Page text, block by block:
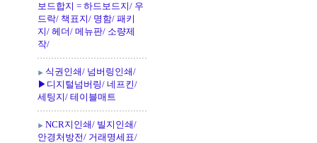
보드합지 = 하드보드지/ 우
드락/ 책표지/ 명함/ 패키
지/ 헤더/ 메뉴판/ 소량제
작/
식권인쇄/ 넘버링인쇄/
▶디지털넘버링/ 네프킨/
세팅지/ 테이블매트
NCR지인쇄/ 빌지인쇄/
안경처방전/ 거래명세표/